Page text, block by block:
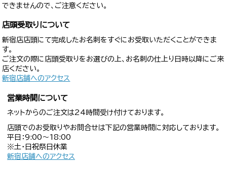
できませんので、ご注意ください。
店頭受取りについて
新宿店店頭にて完成したお名刺をすぐにお受取いただくことができま
す。
ご注文の際に店頭受取りをお選びの上、お名刺の仕上り日時以降にご来
店ください。
新宿店舗へのアクセス
営業時間について
ネットからのご注文は24時間受け付けております。
店頭でのお受取りやお問合せは下記の営業時間に対応しております。
平日：9:00〜18:00
※土・日祝祭日休業
新宿店舗へのアクセス